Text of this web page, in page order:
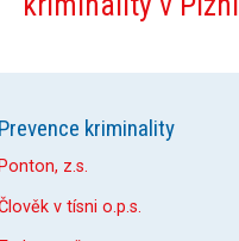
Prevence kriminality
Ponton, z.s.
v tísni o.p.s.